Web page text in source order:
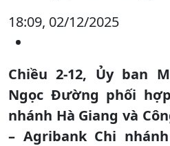
18:09, 02/12/2025
Chiều 2-12, Ủy ban
Ngọc Đường phối
nhánh Hà Giang và
– Agribank Chi